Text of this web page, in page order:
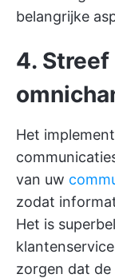
belangrijke
4.
Het
van uw
zodat
Het is
zorgen dat